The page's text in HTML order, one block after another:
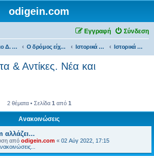
odigein.com
Σύνδεση
Εγγραφή
Ευρετήριο Δ. Συζήτησης Ο δρόμος είχε την δική του Ιστορία... Ιστορικά Οχήματα & αντίκες Ιστορικά Οχήματα & Αντίκες. Νέα και Πληροφορίες...
& Αντίκες. Νέα και
2 θέματα • Σελίδα 1 από 1
Ανακοινώσεις
αλλάζει...
από odigein.com « 02 Αύγ 2022, 17:15